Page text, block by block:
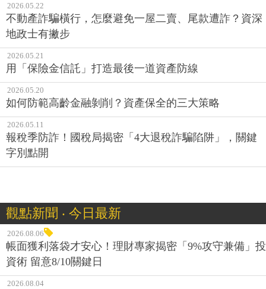
2026.05.22
不動產詐騙橫行，怎麼避免一屋二賣、尾款遭詐？資深
地政士有撇步
2026.05.21
用「保險金信託」打造最後一道資產防線
2026.05.20
如何防範高齡金融剝削？資產保全的三大策略
2026.05.11
報稅季防詐！國稅局揭密「4大退稅詐騙陷阱」，關鍵
字別點開
觀點新聞 ‧ 今日最新
2026.08.06
帳面獲利落袋才安心！理財專家揭密「9%攻守兼備」投
資術 留意8/10關鍵日
2026.08.04